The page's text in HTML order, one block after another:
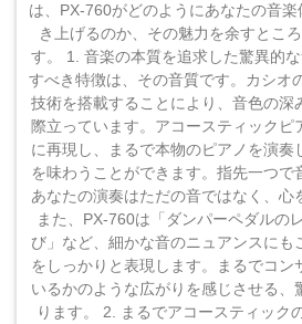
は、PX-760がどのようにあなたの音楽
き上げるのか、その魅力を余すとこ
す。 1. 音楽の本質を追求した驚異的
すべき特徴は、その音質です。カシオ
技術を搭載することにより、音色の深
際立っています。アコースティックピ
に再現し、まるで本物のピアノを演奏
を味わうことができます。指先一つで
あなたの演奏はただの音ではなく、心
また、PX-760は「ダンパーペダルの
び」など、細かな音のニュアンスにも
をしっかりと表現します。まるでコン
いるかのような広がりを感じさせる、
ります。 2. まるでアコースティック